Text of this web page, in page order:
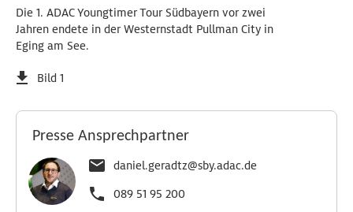
Die 1. ADAC Youngtimer Tour Südbayern vor zwei
Jahren endete in der Westernstadt Pullman City in
Eging am See.
Bild 1
Presse Ansprechpartner
daniel.geradtz@sby.adac.de
089 51 95 200